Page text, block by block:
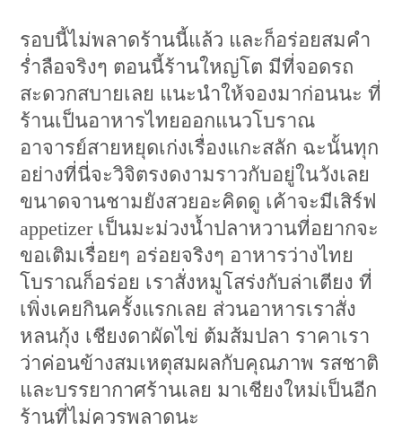
รอบนี้ไม่พลาดร้านนี้แล้ว และก็อร่อยสมคำ
ร่ำลือจริงๆ ตอนนี้ร้านใหญ่โต มีที่จอดรถ
สะดวกสบายเลย แนะนำให้จองมาก่อนนะ ที่
ร้านเป็นอาหารไทยออกแนวโบราณ
อาจารย์สายหยุดเก่งเรื่องแกะสลัก ฉะนั้นทุก
อย่างที่นี่จะวิจิตรงดงามราวกับอยู่ในวังเลย
ขนาดจานชามยังสวยอะคิดดู เค้าจะมีเสิร์ฟ
appetizer เป็นมะม่วงน้ำปลาหวานที่อยากจะ
ขอเติมเรื่อยๆ อร่อยจริงๆ อาหารว่างไทย
โบราณก็อร่อย เราสั่งหมูโสร่งกับล่าเตียง ที่
เพิ่งเคยกินครั้งแรกเลย ส่วนอาหารเราสั่ง
หลนกุ้ง เชียงดาผัดไข่ ต้มส้มปลา ราคาเรา
ว่าค่อนข้างสมเหตุสมผลกับคุณภาพ รสชาติ
และบรรยากาศร้านเลย มาเชียงใหม่เป็นอีก
ร้านที่ไม่ควรพลาดนะ